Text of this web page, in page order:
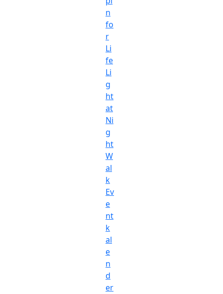
n
fo
r
Li
fe
Li
g
ht
at
Ni
g
ht
W
al
k
Ev
e
nt
k
al
e
n
d
er